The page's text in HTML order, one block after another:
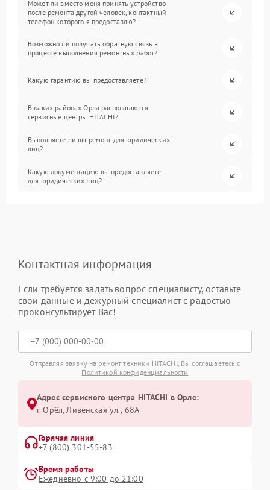
Может ли вместо меня принять устройство
после ремонта другой человек, контактный
телефон которого я предоставлю?
Возможно ли получать обратную связь в
процессе выполнения ремонтных работ?
Какую гарантию вы предоставляете?
В каких районах Орла располагаются
сервисные центры HITACHI?
Выполняете ли вы ремонт для юридических
лиц?
Какую документацию вы предоставляете
для юридических лиц?
Контактная информация
Если требуется задать вопрос специалисту, оставьте
свои данные и дежурный специалист с радостью
проконсультирует Вас!
Отправляя заявку на ремонт техники HITACHI, Вы соглашаетесь с
Политикой конфиденциальности
Адрес сервисного центра HITACHI в Орле:
г. Орёл, Ливенская ул., 68А
Горячая линия
+7 (800) 301-55-83
Время работы
Ежедневно с 9:00 до 21:00